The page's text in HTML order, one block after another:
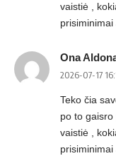
vaistiė ,
prisiminimai
Ona
2026-07-17
Teko čia
po to
vaistiė ,
prisiminimai